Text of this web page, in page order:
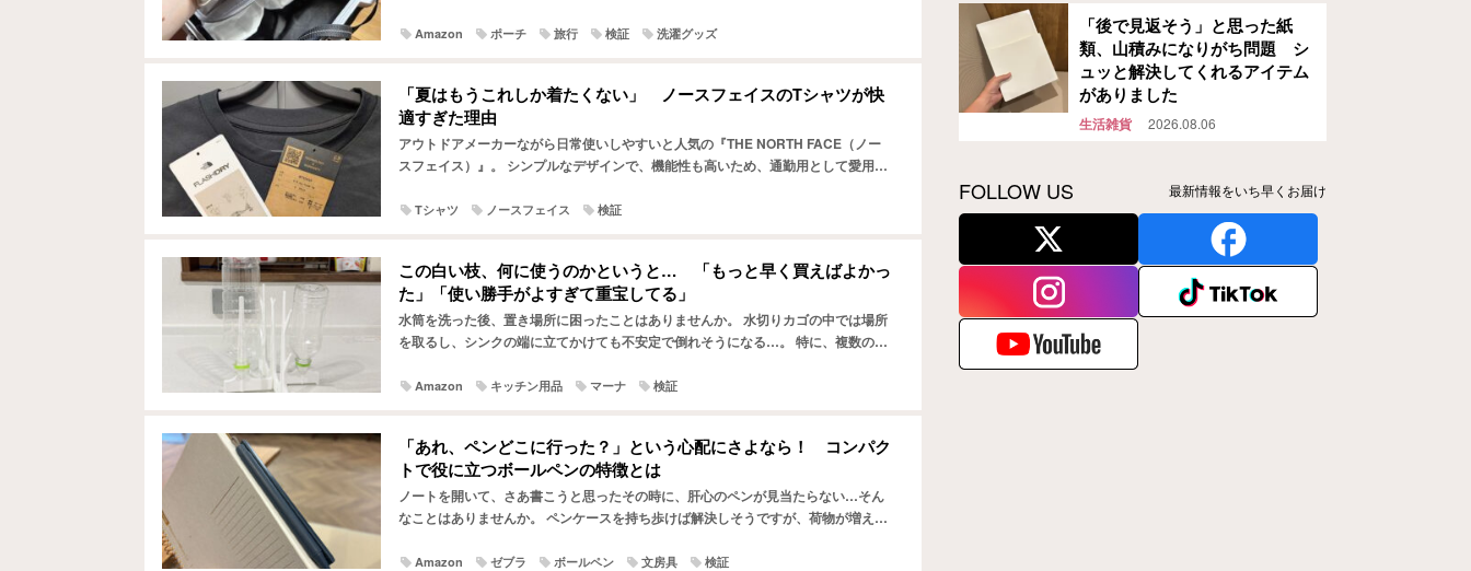
Amazon ポーチ 旅行 検証 洗濯グッズ
「夏はもうこれしか着たくない」 ノースフェイスのTシャツが快
適すぎた理由
アウトドアメーカーながら日常使いしやすいと人気の『THE NORTH FACE（ノー
スフェイス）』。 シンプルなデザインで、機能性も高いため、通勤用として愛用し
Tシャツ ノースフェイス 検証
この白い枝、何に使うのかというと… 「もっと早く買えばよかっ
た」「使い勝手がよすぎて重宝してる」
水筒を洗った後、置き場所に困ったことはありませんか。 水切りカゴの中では場所
を取るし、シンクの端に立てかけても不安定で倒れそうになる…。 特に、複数の水
Amazon キッチン用品 マーナ 検証
「あれ、ペンどこに行った？」という心配にさよなら！ コンパク
トで役に立つボールペンの特徴とは
ノートを開いて、さあ書こうと思ったその時に、肝心のペンが見当たらない…そん
なことはありませんか。 ペンケースを持ち歩けば解決しそうですが、荷物が増える
Amazon ゼブラ ボールペン 文房具 検証
「後で見返そう」と思った紙
類、山積みになりがち問題 シ
ュッと解決してくれるアイテム
がありました
生活雑貨 2026.08.06
FOLLOW US 最新情報をいち早くお届け